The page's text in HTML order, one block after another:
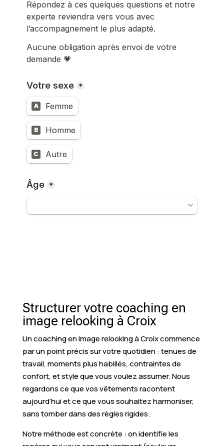
Structurer votre coaching en
image relooking à Croix
Un coaching en image relooking à Croix commence
par un point précis sur votre quotidien : tenues de
travail, moments plus habillés, contraintes de
confort, et style que vous voulez assumer. Nous
regardons ce que vos vêtements racontent
aujourd’hui et ce que vous souhaitez harmoniser,
sans tomber dans des règles rigides.
Notre méthode est concrète : on identifie les